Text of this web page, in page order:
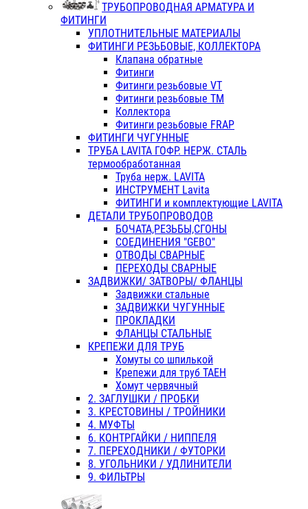
ТРУБОПРОВОДНАЯ АРМАТУРА И
ФИТИНГИ
УПЛОТНИТЕЛЬНЫЕ МАТЕРИАЛЫ
ФИТИНГИ РЕЗЬБОВЫЕ, КОЛЛЕКТОРА
Клапана обратные
Фитинги
Фитинги резьбовые VT
Фитинги резьбовые ТМ
Коллектора
Фитинги резьбовые FRAP
ФИТИНГИ ЧУГУННЫЕ
ТРУБА LAVITA ГОФР. НЕРЖ. СТАЛЬ
термообработанная
Труба нерж. LAVITA
ИНСТРУМЕНТ Lavita
ФИТИНГИ и комплектующие LAVITA
ДЕТАЛИ ТРУБОПРОВОДОВ
БОЧАТА,РЕЗЬБЫ,СГОНЫ
СОЕДИНЕНИЯ "GEBO"
ОТВОДЫ СВАРНЫЕ
ПЕРЕХОДЫ СВАРНЫЕ
ЗАДВИЖКИ/ ЗАТВОРЫ/ ФЛАНЦЫ
Задвижки стальные
ЗАДВИЖКИ ЧУГУННЫЕ
ПРОКЛАДКИ
ФЛАНЦЫ СТАЛЬНЫЕ
КРЕПЕЖИ ДЛЯ ТРУБ
Хомуты со шпилькой
Крепежи для труб ТАЕН
Хомут червячный
2. ЗАГЛУШКИ / ПРОБКИ
3. КРЕСТОВИНЫ / ТРОЙНИКИ
4. МУФТЫ
6. КОНТРГАЙКИ / НИППЕЛЯ
7. ПЕРЕХОДНИКИ / ФУТОРКИ
8. УГОЛЬНИКИ / УДЛИНИТЕЛИ
9. ФИЛЬТРЫ